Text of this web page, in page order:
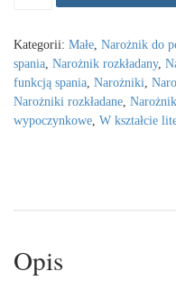
Kategorii: Małe, Narożnik do
spania, Narożnik rozkładany,
funkcją spania, Narożniki,
Narożniki rozkładane,
wypoczynkowe, W kształcie
Opis